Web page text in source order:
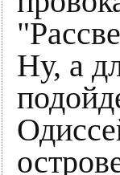
Ну, а